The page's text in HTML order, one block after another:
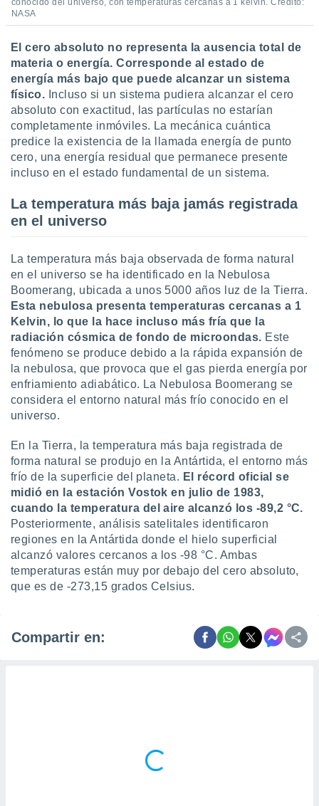
conocido del universo, con temperaturas cercanas a 1 kelvin. Crédito:
NASA
El cero absoluto no representa la ausencia total de
materia o energía. Corresponde al estado de
energía más bajo que puede alcanzar un sistema
físico. Incluso si un sistema pudiera alcanzar el cero
absoluto con exactitud, las partículas no estarían
completamente inmóviles. La mecánica cuántica
predice la existencia de la llamada energía de punto
cero, una energía residual que permanece presente
incluso en el estado fundamental de un sistema.
La temperatura más baja jamás registrada
en el universo
La temperatura más baja observada de forma natural
en el universo se ha identificado en la Nebulosa
Boomerang, ubicada a unos 5000 años luz de la Tierra.
Esta nebulosa presenta temperaturas cercanas a 1
Kelvin, lo que la hace incluso más fría que la
radiación cósmica de fondo de microondas. Este
fenómeno se produce debido a la rápida expansión de
la nebulosa, que provoca que el gas pierda energía por
enfriamiento adiabático. La Nebulosa Boomerang se
considera el entorno natural más frío conocido en el
universo.
En la Tierra, la temperatura más baja registrada de
forma natural se produjo en la Antártida, el entorno más
frío de la superficie del planeta. El récord oficial se
midió en la estación Vostok en julio de 1983,
cuando la temperatura del aire alcanzó los -89,2 °C.
Posteriormente, análisis satelitales identificaron
regiones en la Antártida donde el hielo superficial
alcanzó valores cercanos a los -98 °C. Ambas
temperaturas están muy por debajo del cero absoluto,
que es de -273,15 grados Celsius.
Compartir en: